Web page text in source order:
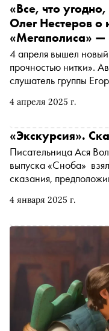
4 апреля 2025 г.
«Все, что
Олег Нестеров о
«Мегаполиса» —
4 апреля вышел
прочностью нитки».
слушатель группы
новых песнях (очень
4 января 2025 г.
«Экскурсия».
Писательница Ася
выпуска «Сноба»
сказания,
даже научились